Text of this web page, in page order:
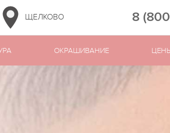
ЩЕЛКОВО 8
ОКРАШИВАНИЕ